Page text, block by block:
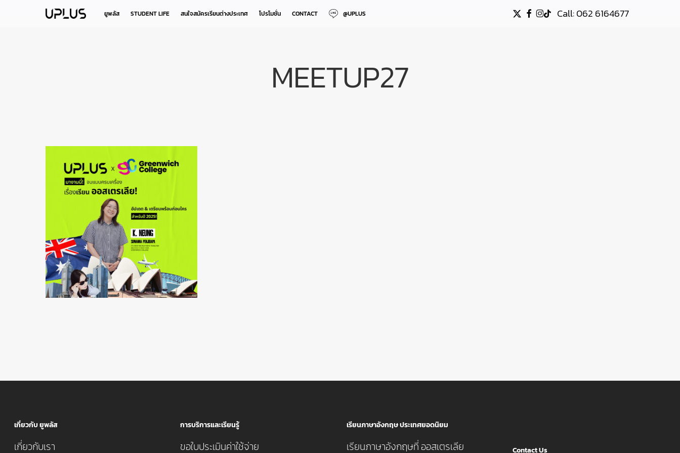
ยูพลัส STUDENT LIFE สนใจสมัครเรียนต่างประเทศ โปรโมชั่น CONTACT @UPLUS Call: 062 6164677
X-
TWITTER
FACEBOOK
INSTAGRAM
TIKTOK
MEETUP27
เกี่ยวกับ ยูพลัส
เกี่ยวกับเรา
การบริการและเรียนรู้
ขอใบประเมินค่าใช้จ่าย
เรียนภาษาอังกฤษ ประเทศยอดนิยม
เรียนภาษาอังกฤษที่ ออสเตรเลีย Contact Us